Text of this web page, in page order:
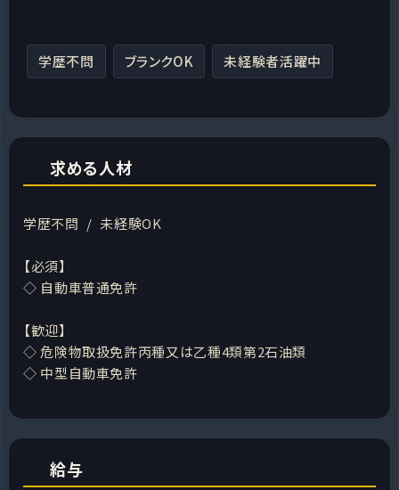
学歴不問 ブランクOK 未経験者活躍中
求める人材
学歴不問 / 未経験OK
【必須】
◇ 自動車普通免許
【歓迎】
◇ 危険物取扱免許丙種又は乙種4類第2石油類
◇ 中型自動車免許
給与